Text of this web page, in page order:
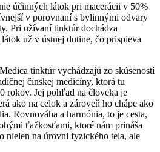
účinných látok pri macerácii v 50%
v porovnaní s bylinnými odvary
Pri užívaní tinktúr dochádza
už v ústnej dutine, čo prispieva
tinktúr vychádzajú zo skúseností
čínskej medicíny, ktorá tu
rokov. Jej pohľad na človeka je
ako na celok a zároveň ho chápe ako
Rovnováha a harmónia, to je cesta,
ťažkosťami, ktoré nám prináša
nielen na úrovni fyzického tela, ale